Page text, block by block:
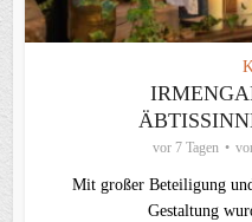
vor 7 Tagen
Mit großer Beteiligung
Gestaltung